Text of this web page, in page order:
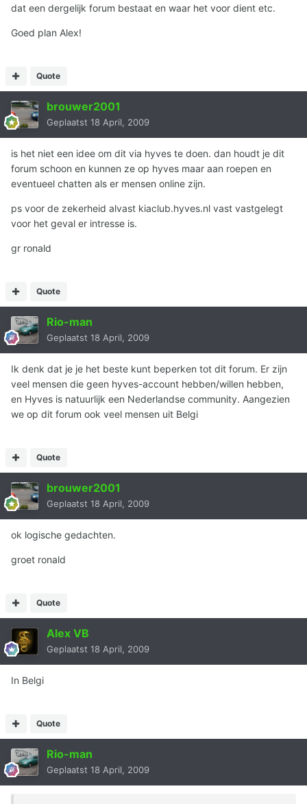
dat een dergelijk forum bestaat en waar het voor dient etc.
Goed plan Alex!
Quote
brouwer2001
Geplaatst 18 April, 2009
is het niet een idee om dit via hyves te doen. dan houdt je dit
forum schoon en kunnen ze op hyves maar aan roepen en
eventueel chatten als er mensen online zijn.
ps voor de zekerheid alvast kiaclub.hyves.nl vast vastgelegt
voor het geval er intresse is.
gr ronald
Quote
Rio-man
Geplaatst 18 April, 2009
Ik denk dat je je het beste kunt beperken tot dit forum. Er zijn
veel mensen die geen hyves-account hebben/willen hebben,
en Hyves is natuurlijk een Nederlandse community. Aangezien
we op dit forum ook veel mensen uit Belgi
Quote
brouwer2001
Geplaatst 18 April, 2009
ok logische gedachten.
groet ronald
Quote
Alex VB
Geplaatst 18 April, 2009
In Belgi
Quote
Rio-man
Geplaatst 18 April, 2009